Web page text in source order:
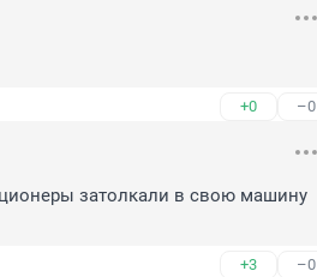
+0 –0
затолкали в свою машину
+3 –0